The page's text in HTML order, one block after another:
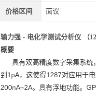
价格区间 面议
输力强 - 电化学测试分析仪 （
概要
具有双高精度数字采集系统
到1pA，这使得1287对应用于
200nA~2A。具有浮地功能。